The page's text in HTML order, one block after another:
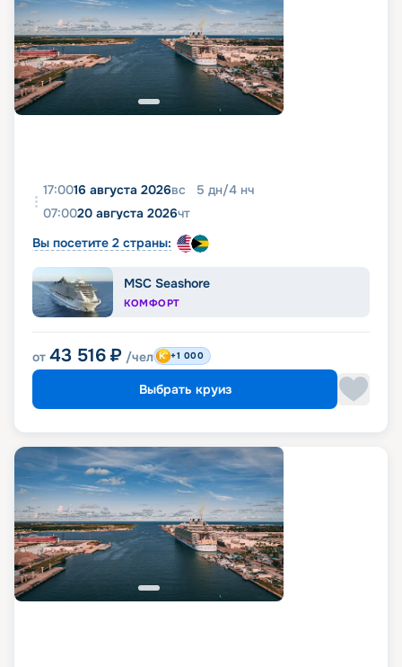
17:0016 августа 2026вс 5 дн/4 нч
07:0020 августа 2026чт
Вы посетите 2 страны:
MSC Seashore
КОМФОРТ
от 43 516 ₽ /чел +1 000
Выбрать круиз